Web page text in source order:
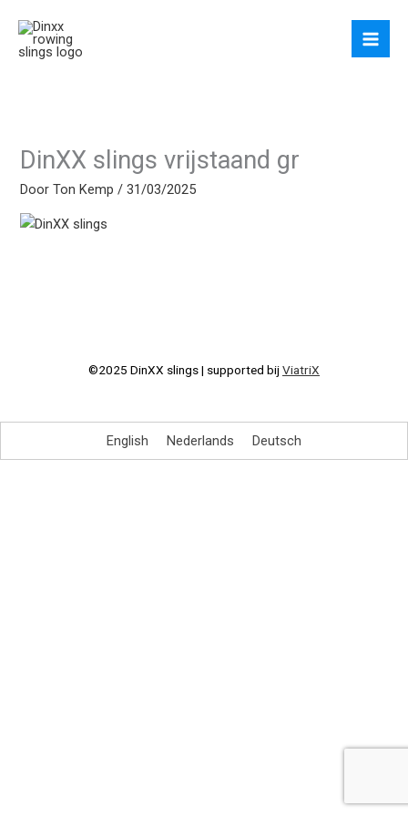
naar
DinXX slings vrijstaand gr
DoorTon Kemp/31/03/2025
©2025 DinXX slings | supported bijViatriX
English Nederlands Deutsch